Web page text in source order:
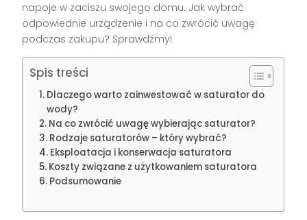
napoje w zaciszu swojego domu. Jak wybrać
odpowiednie urządzenie i na co zwrócić uwagę
podczas zakupu? Sprawdźmy!
Spis treści
Dlaczego warto zainwestować w saturator do
wody?
Na co zwrócić uwagę wybierając saturator?
Rodzaje saturatorów – który wybrać?
Eksploatacja i konserwacja saturatora
Koszty związane z użytkowaniem saturatora
Podsumowanie